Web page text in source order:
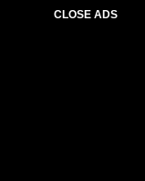
CLOSE ADS